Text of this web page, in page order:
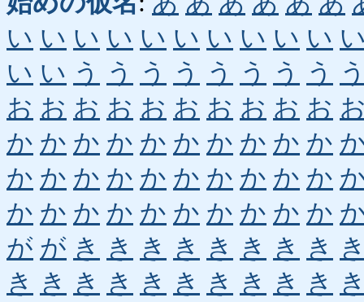
い い い い い い い い い い
い い う う う う う う う う
お お お お お お お お お お
か か か か か か か か か か
か か か か か か か か か か
か か か か か か か か か か
が が き き き き き き き き
き き き き き き き き き き